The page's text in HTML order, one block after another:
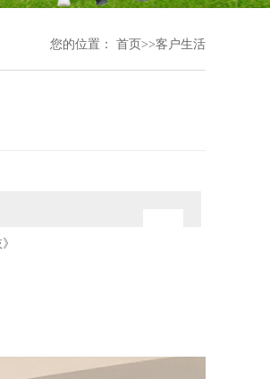
您的位置： 首页 >>客户生活